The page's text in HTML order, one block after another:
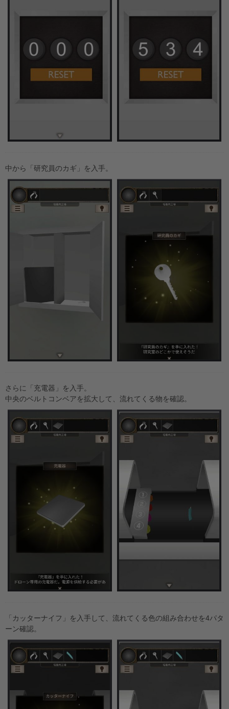
中から「研究員のカギ」を入手。
さらに「充電器」を入手。
中央のベルトコンベアを拡大して、流れてくる物を確認。
「カッターナイフ」を入手して、流れてくる色の組み合わせを4パタ
ーン確認。